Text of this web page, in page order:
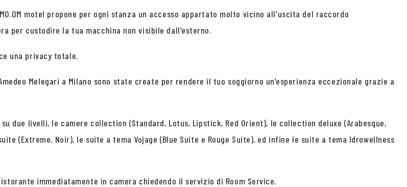
motel propone per ogni stanza un accesso appartato molto vicino all’uscita del raccordo
per custodire la tua macchina non visibile dall’esterno.
una privacy totale.
Melegari a Milano sono state create per rendere il tuo soggiorno un’esperienza eccezionale grazie a
due livelli, le camere collection (Standard, Lotus, Lipstick, Red Orient), le collection deluxe (Arabesque,
(Extreme, Noir), le suite a tema Vojage (Blue Suite e Rouge Suite), ed infine le suite a tema Idrowellness
immediatamente in camera chiedendo il servizio di Room Service.